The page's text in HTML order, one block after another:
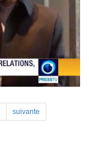
suivante